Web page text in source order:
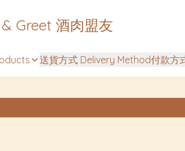
Greet 酒肉盟友
送貨方式 Delivery Method付款方